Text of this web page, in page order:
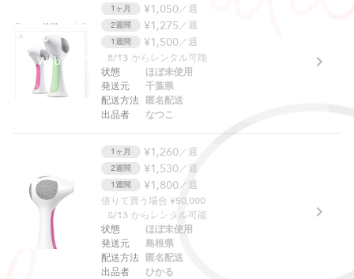
Webでは予約できません。アプリをご利用ください。
1ヶ月 ¥1,050／週
2週間 ¥1,275／週
1週間 ¥1,500／週
8/13 からレンタル可能
状態
発送元
配送方法
出品者
ほぼ未使用
千葉県
匿名配送
なつこ
ただいまこの商品はレンタルできません
1ヶ月 ¥1,260／週
2週間 ¥1,530／週
1週間 ¥1,800／週
借りて買う場合 ¥50,000
8/13 からレンタル可能
状態
発送元
配送方法
出品者
ほぼ未使用
島根県
匿名配送
ひかる